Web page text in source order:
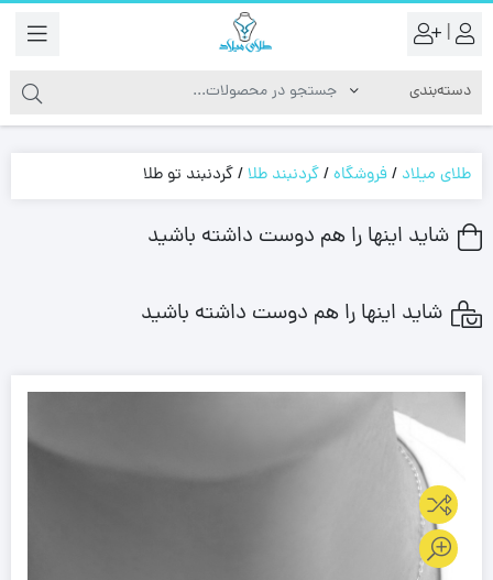
|
طلای میلاد /فروشگاه/گردنبند طلا/گردنبند تو طلا
شاید اینها را هم دوست داشته باشید
شاید اینها را هم دوست داشته باشید